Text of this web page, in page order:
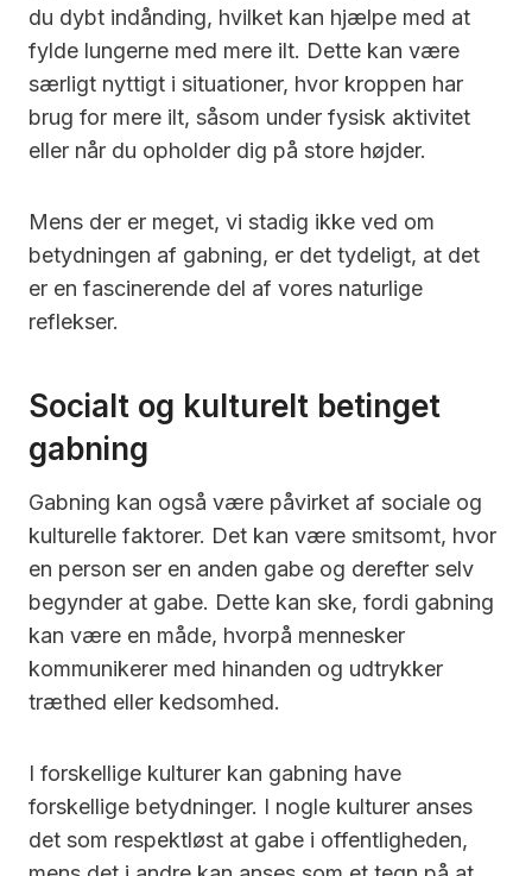
du dybt indånding, hvilket kan hjælpe med at
fylde lungerne med mere ilt. Dette kan være
særligt nyttigt i situationer, hvor kroppen har
brug for mere ilt, såsom under fysisk aktivitet
eller når du opholder dig på store højder.
Mens der er meget, vi stadig ikke ved om
betydningen af gabning, er det tydeligt, at det
er en fascinerende del af vores naturlige
reflekser.
Socialt og kulturelt betinget
gabning
Gabning kan også være påvirket af sociale og
kulturelle faktorer. Det kan være smitsomt, hvor
en person ser en anden gabe og derefter selv
begynder at gabe. Dette kan ske, fordi gabning
kan være en måde, hvorpå mennesker
kommunikerer med hinanden og udtrykker
træthed eller kedsomhed.
I forskellige kulturer kan gabning have
forskellige betydninger. I nogle kulturer anses
det som respektløst at gabe i offentligheden,